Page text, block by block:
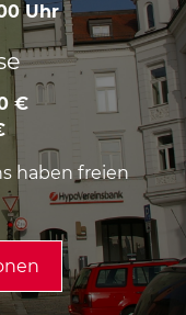
Uhr
€
haben freien